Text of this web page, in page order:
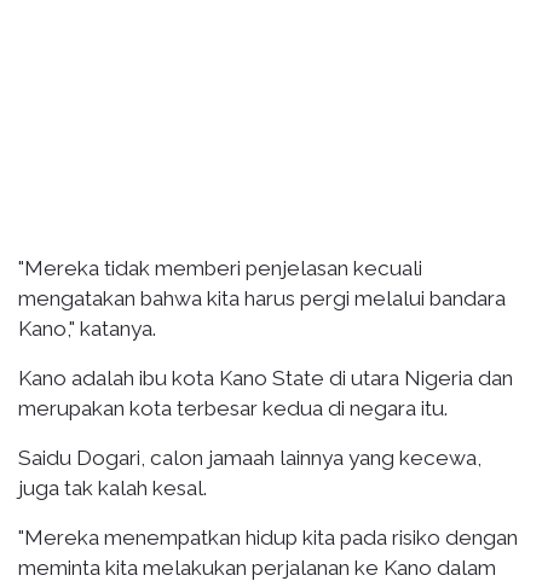
"Mereka tidak memberi penjelasan kecuali
mengatakan bahwa kita harus pergi melalui bandara
Kano," katanya.
Kano adalah ibu kota Kano State di utara Nigeria dan
merupakan kota terbesar kedua di negara itu.
Saidu Dogari, calon jamaah lainnya yang kecewa,
juga tak kalah kesal.
"Mereka menempatkan hidup kita pada risiko dengan
meminta kita melakukan perjalanan ke Kano dalam